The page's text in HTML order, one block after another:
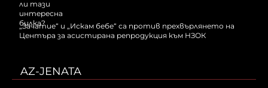
„Зачатие“ и „Искам бебе“ са против прехвърлянето на
Центъра за асистирана репродукция към НЗОК
AZ-JENATA